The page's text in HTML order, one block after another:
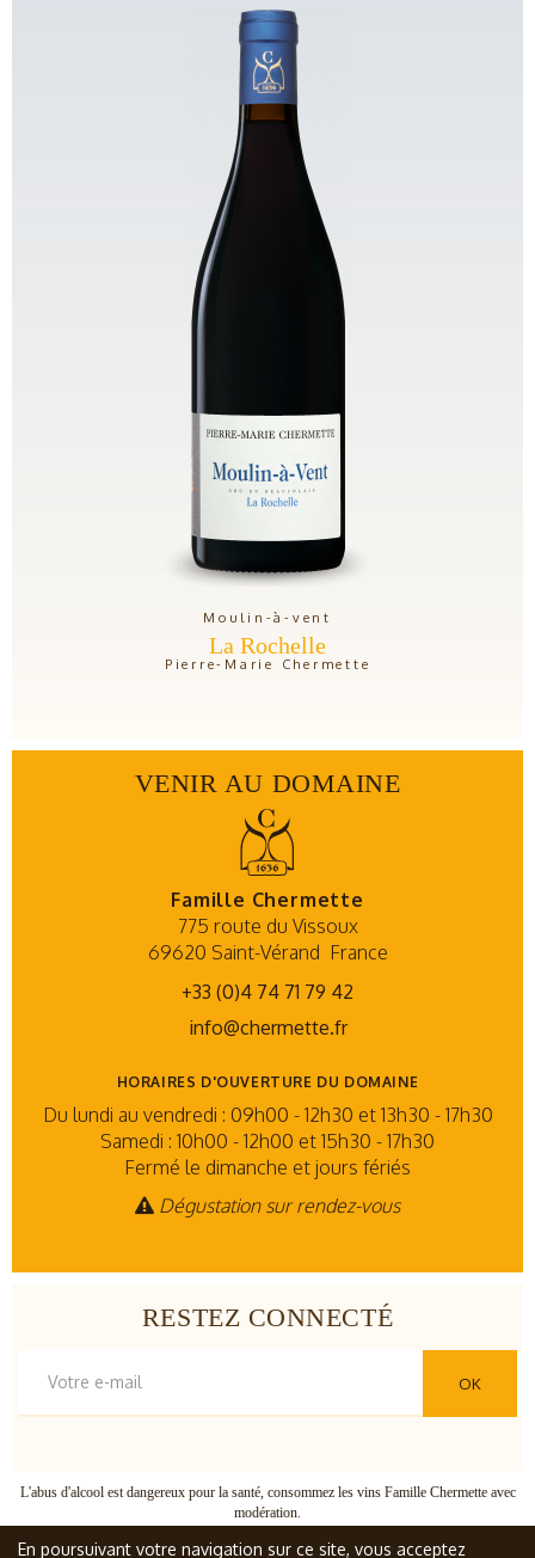
Moulin-à-vent
La Rochelle
Pierre-Marie Chermette
VENIR AU DOMAINE
Famille Chermette
775 route du Vissoux
69620 Saint-Vérand France
+33 (0)4 74 71 79 42
info@chermette.fr
HORAIRES D'OUVERTURE DU DOMAINE
Du lundi au vendredi : 09h00 - 12h30 et 13h30 - 17h30
Samedi : 10h00 - 12h00 et 15h30 - 17h30
Fermé le dimanche et jours fériés
Dégustation sur rendez-vous
RESTEZ CONNECTÉ
OK
L'abus d'alcool est dangereux pour la santé, consommez les vins Famille Chermette avec
modération.
© Famille Chermette , tous droits réservés
En poursuivant votre navigation sur ce site, vous acceptez